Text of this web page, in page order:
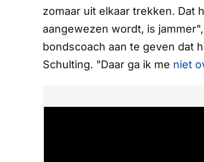
zomaar uit elkaar trekken. Dat
aangewezen wordt, is
bondscoach aan te geven dat
Schulting. "Daar ga ik me niet